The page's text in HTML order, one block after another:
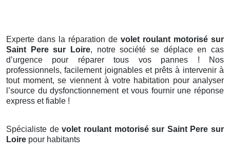
Experte dans la réparation de volet roulant motorisé sur
Saint Pere sur Loire, notre société se déplace en cas
d’urgence pour réparer tous vos pannes ! Nos
professionnels, facilement joignables et prêts à intervenir à
tout moment, se viennent à votre habitation pour analyser
l’source du dysfonctionnement et vous fournir une réponse
express et fiable !
Spécialiste devolet roulant motorisé sur Saint Pere sur
Loire pour habitants